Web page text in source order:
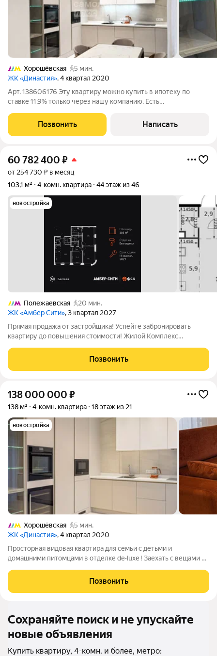
Хорошёвская
5 мин.
ЖК «Династия», 4 квартал 2020
Арт. 138606176 Эту квартиру можно купить в ипотеку по
ставке 11,9% только через нашу компанию. Есть
пространства, которые покупают сердцем потому что
понимают: подобные предложения появляются на
Позвонить Написать
60 782 400 ₽
от 254 730 ₽ в месяц
103,1 м²
4-комн. квартира 44 этаж из 46
новостройка
Полежаевская
20 мин.
ЖК «Амбер Сити», 3 квартал 2027
Прямая продажа от застройщика! Успейте забронировать
квартиру до повышения стоимости! Жилой Комплекс
площадью 103.1 кв.м. на 44-м этаже 46 этажного здания. Без
отделки. - Мастер-зона с санузлом и
Позвонить
138 000 000 ₽
138 м² 4-комн. квартира 18 этаж из 21
новостройка
Хорошёвская
5 мин.
ЖК «Династия», 4 квартал 2020
Просторная видовая квартира для семьи с детьми и
домашними питомцами в отделке de-luxe ! Заехать с вещами и
качество отделки, материалы и техника премиум-класса, в
квартире создан абсолютный
Позвонить
Сохраняйте поиск и не упускайте
новые объявления
Купить квартиру, 4-комн. и более, метро: